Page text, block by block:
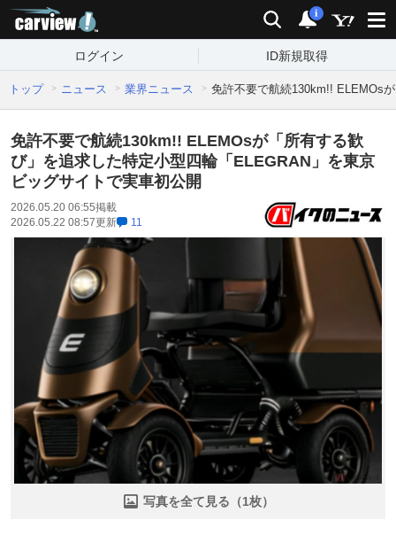
検索 通知
i
ログイン ID新規取得
トップ ニュース 業界ニュース 免許不要で航続130km!! ELEMOs
免許不要で航続130km!! ELEMOsが「所有する歓
び」を追求した特定小型四輪「ELEGRAN」を東京
ビッグサイトで実車初公開
2026.05.20 06:55掲載
2026.05.22 08:57更新 11
写真を全て見る（1枚）